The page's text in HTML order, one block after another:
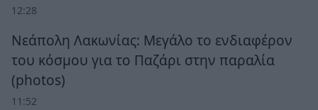
12:28
Νεάπολη Λακωνίας: Μεγάλο το ενδιαφέρον
του κόσμου για το Παζάρι στην παραλία
(photos)
11:52